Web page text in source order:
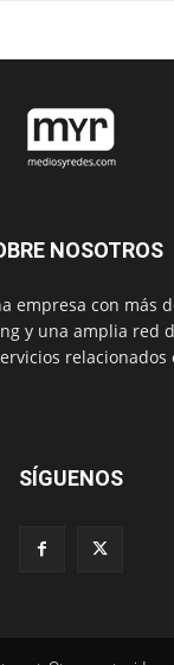
NOSOTROS
empresa con más
y una amplia red
relacionados
SÍGUENOS